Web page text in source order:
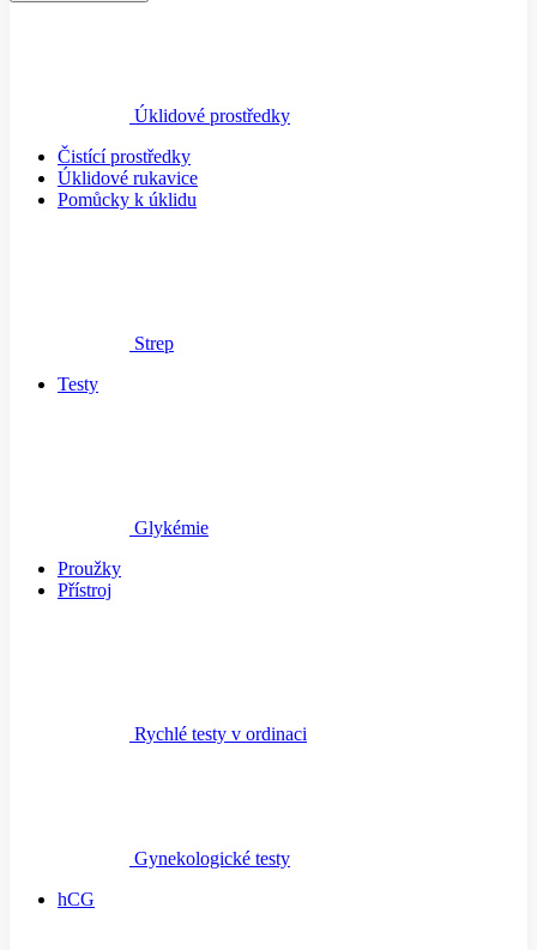
Úklidové prostředky
Čistící prostředky
Úklidové rukavice
Pomůcky k úklidu
Strep
Testy
Glykémie
Proužky
Přístroj
Rychlé testy v ordinaci
Gynekologické testy
hCG